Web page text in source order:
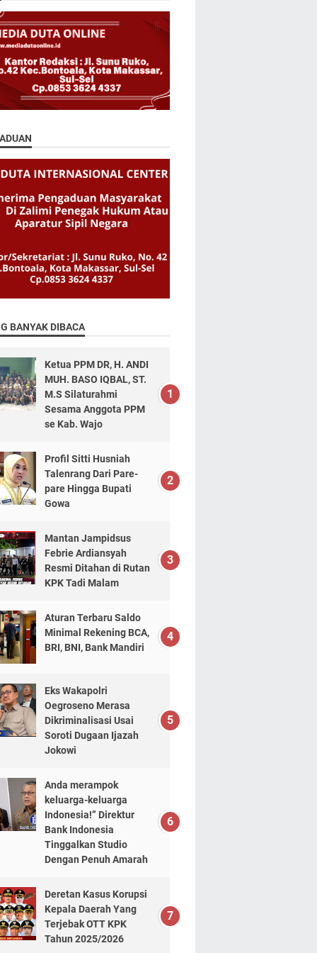
BANYAK DIBACA
Ketua PPM DR, H. ANDI
MUH. BASO IQBAL, ST.
M.S Silaturahmi
Sesama Anggota PPM
se Kab. Wajo
Profil Sitti Husniah
Talenrang Dari Pare-
pare Hingga Bupati
Gowa
Mantan Jampidsus
Febrie Ardiansyah
Resmi Ditahan di Rutan
KPK Tadi Malam
Aturan Terbaru Saldo
Minimal Rekening BCA,
BRI, BNI, Bank Mandiri
Eks Wakapolri
Oegroseno Merasa
Dikriminalisasi Usai
Soroti Dugaan Ijazah
Jokowi
Anda merampok
keluarga-keluarga
Indonesia!” Direktur
Bank Indonesia
Tinggalkan Studio
Dengan Penuh Amarah
Deretan Kasus Korupsi
Kepala Daerah Yang
Terjebak OTT KPK
Tahun 2025/2026